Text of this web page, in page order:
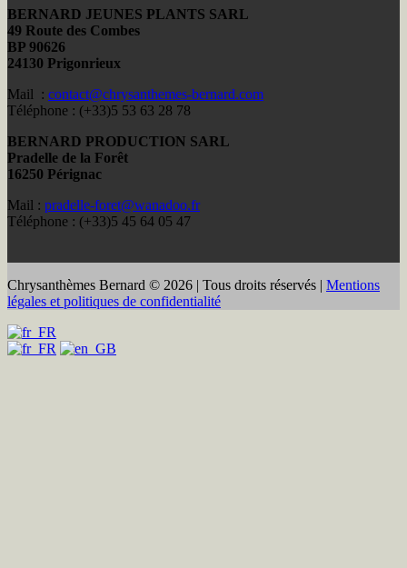
BERNARD JEUNES PLANTS SARL
49 Route des Combes
BP 90626
24130 Prigonrieux
Mail : contact@chrysanthemes-bernard.com
Téléphone : (+33)5 53 63 28 78
BERNARD PRODUCTION SARL
Pradelle de la Forêt
16250 Pérignac
Mail : pradelle-foret@wanadoo.fr
Téléphone : (+33)5 45 64 05 47
Chrysanthèmes Bernard © 2026 | Tous droits réservés | Mentions
légales et politiques de confidentialité